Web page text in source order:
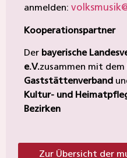
anmelden:
Kooperationspartner
Der bayerische
e.V.zusammen mit dem
Gaststättenverband
Kultur- und
Bezirken
Zur Übersicht der